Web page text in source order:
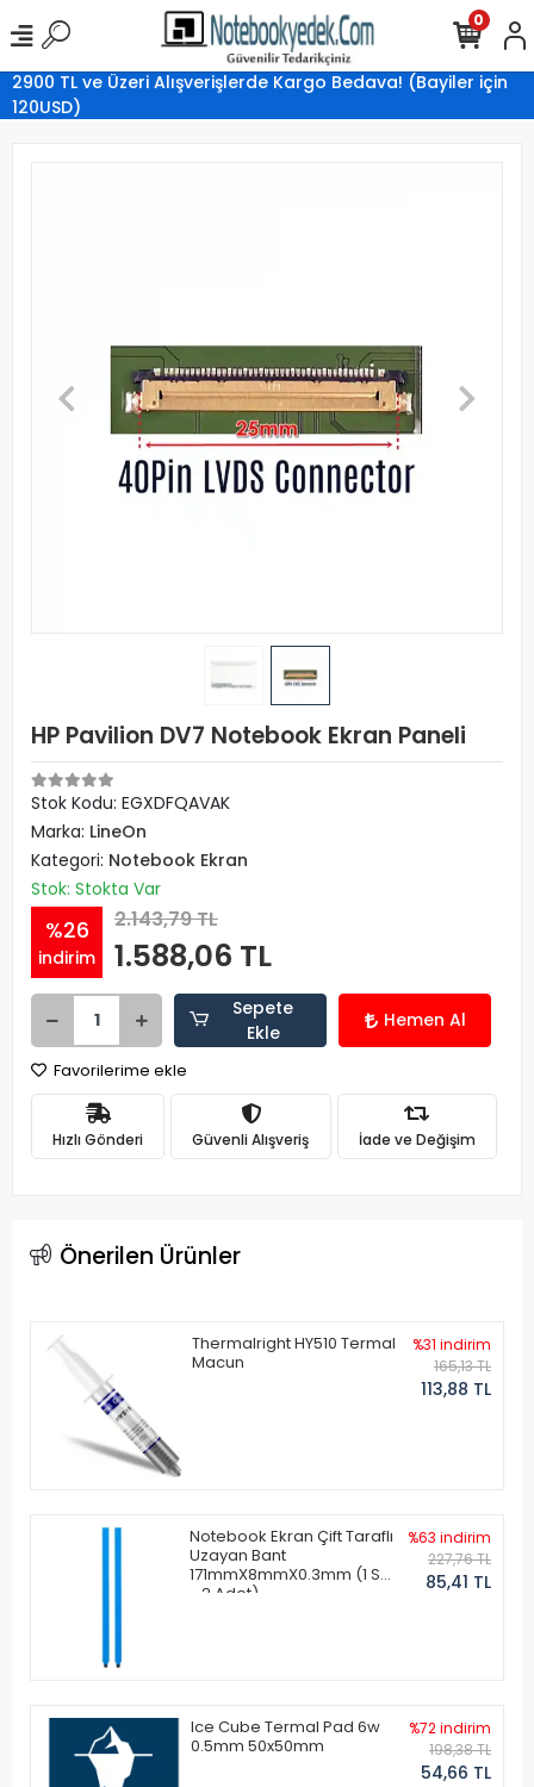
2900 TL ve Üzeri Alışverişlerde Kargo Bedava! (Bayiler için
120USD)
0
HP Pavilion DV7 Notebook Ekran Paneli
Stok Kodu: EGXDFQAVAK
Marka: LineOn
Kategori: Notebook Ekran
Stok: Stokta Var
%26
indirim
2.143,79 TL
1.588,06 TL
Sepete
Ekle
Hemen Al
Favorilerime ekle
Hızlı Gönderi Güvenli Alışveriş İade ve Değişim
Önerilen Ürünler
Thermalright HY510 Termal
Macun
%31 indirim
165,13 TL
113,88 TL
Notebook Ekran Çift Taraflı
Uzayan Bant
171mmX8mmX0.3mm (1 Set
- 2 Adet)
%63 indirim
227,76 TL
85,41 TL
Ice Cube Termal Pad 6w
0.5mm 50x50mm
%72 indirim
198,38 TL
54,66 TL